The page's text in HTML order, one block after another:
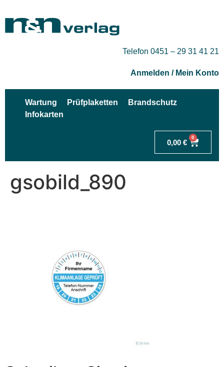
Telefon 0451 – 29 31 41 21
Anmelden / Mein Konto
Wartung Prüfplaketten
Brandschutz
Infokarten
0,00 €
0
gsobild_890